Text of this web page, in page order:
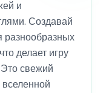
и
Создавай
разнообразных
делает игру
свежий